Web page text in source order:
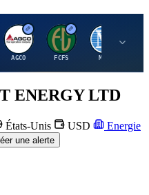
A
AGCO
F
FCFS
M
MCO
ENERGY LTD
États-Unis USD Energie
une alerte